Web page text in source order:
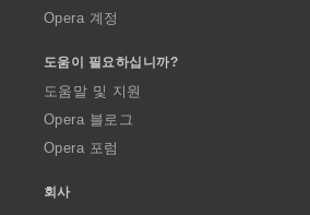
Opera 계정
도움이 필요하십니까?
도움말 및 지원
Opera 블로그
Opera 포럼
회사